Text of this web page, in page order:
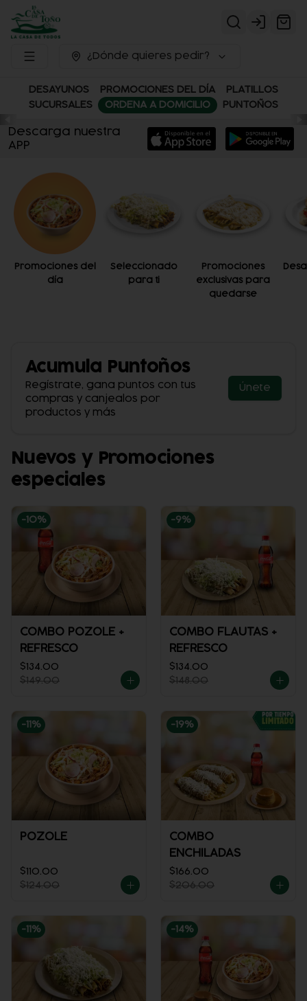
Login
¿Dónde quieres pedir?
DESAYUNOS PROMOCIONES DEL DÍA
PLATILLOS
SUCURSALES
ORDENA A DOMICILIO PUNTOÑOS
Descarga nuestra
APP
Promociones del
día
Seleccionado
para ti
Promociones
exclusivas para
quedarse
Acumula Puntoños
Regístrate, gana puntos con tus
compras y canjealos por
productos y más
Únete
Nuevos y Promociones
especiales
-10%
COMBO POZOLE +
REFRESCO
$134.00
$149.00
-9%
COMBO FLAUTAS +
REFRESCO
$134.00
$148.00
-11 %
POZOLE
$110.00
$124.00
-19%
COMBO
ENCHILADAS
$166.00
$206.00
-11 % -14%